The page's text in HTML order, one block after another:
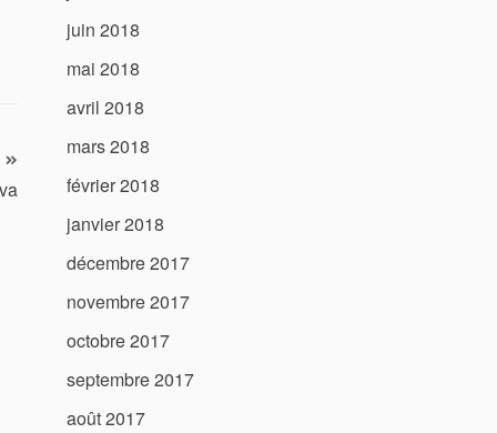
juin 2018
mai 2018
avril 2018
mars 2018
février 2018
janvier 2018
décembre 2017
novembre 2017
octobre 2017
septembre 2017
août 2017